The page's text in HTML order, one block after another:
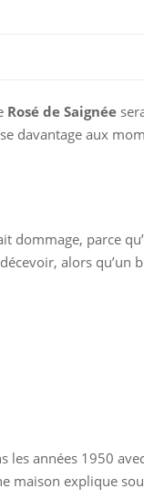
Rosé de Saignée
davantage aux
dommage, parce
alors qu’un
les années 1950
maison explique